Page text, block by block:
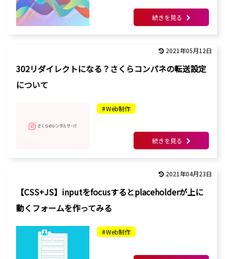
続きを見る
302リダイレクトになる？さくらコンパネの転送設定
について
2021年05月12日
Web制作
続きを見る
【CSS+JS】inputをfocusするとplaceholderが上に
動くフォームを作ってみる
2021年04月23日
Web制作